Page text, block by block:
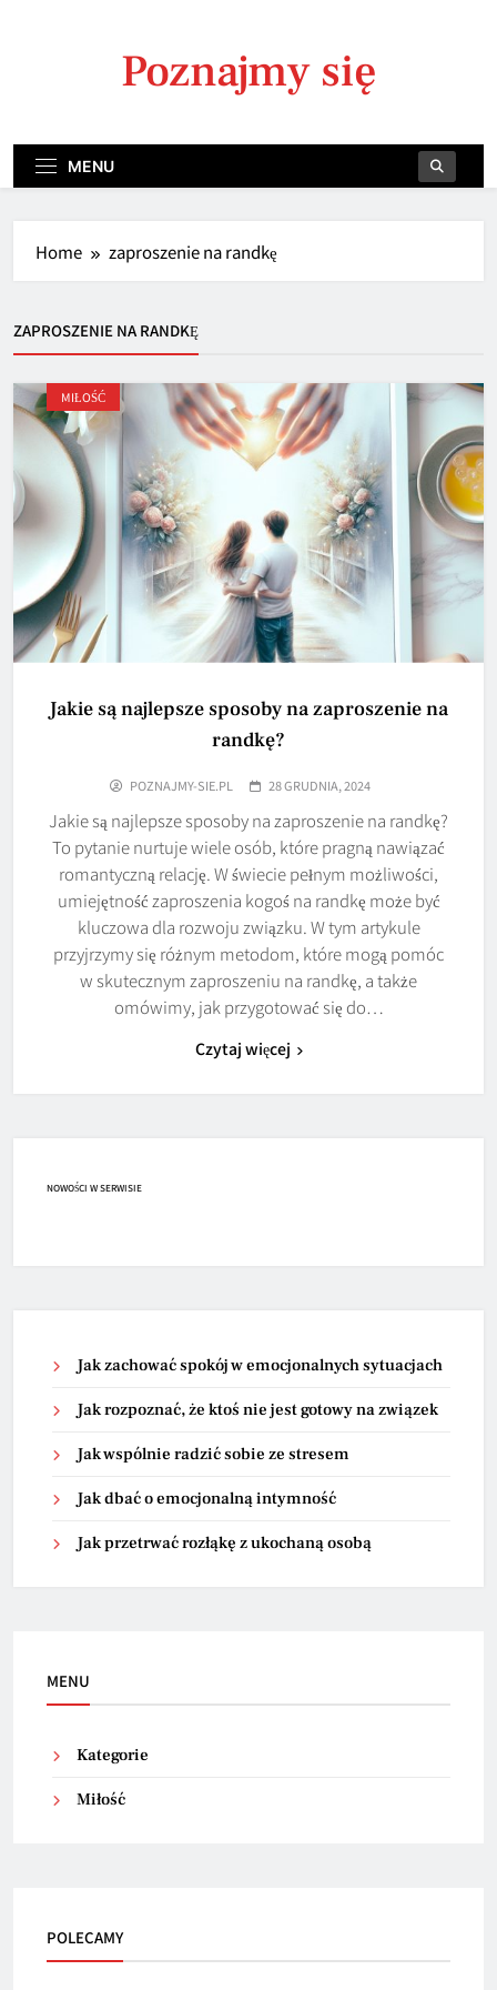
Poznajmy się
MENU
Home zaproszenie na randkę
ZAPROSZENIE NA RANDKĘ
MIŁOŚĆ
Jakie są najlepsze sposoby na zaproszenie na
randkę?
POZNAJMY-SIE.PL 28 GRUDNIA, 2024
Jakie są najlepsze sposoby na zaproszenie na randkę?
To pytanie nurtuje wiele osób, które pragną nawiązać
romantyczną relację. W świecie pełnym możliwości,
umiejętność zaproszenia kogoś na randkę może być
kluczowa dla rozwoju związku. W tym artykule
przyjrzymy się różnym metodom, które mogą pomóc
w skutecznym zaproszeniu na randkę, a także
omówimy, jak przygotować się do…
Czytaj więcej
NOWOŚCI W SERWISIE
Jak zachować spokój w emocjonalnych sytuacjach
Jak rozpoznać, że ktoś nie jest gotowy na związek
Jak wspólnie radzić sobie ze stresem
Jak dbać o emocjonalną intymność
Jak przetrwać rozłąkę z ukochaną osobą
MENU
Kategorie
Miłość
POLECAMY